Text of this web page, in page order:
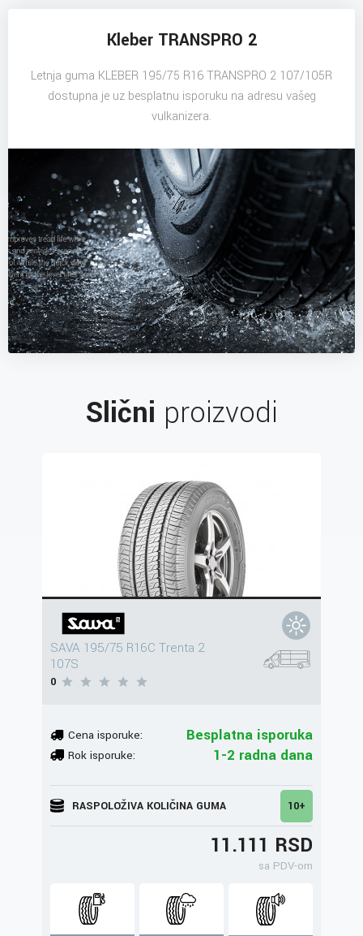
Kleber TRANSPRO 2
Letnja guma KLEBER 195/75 R16 TRANSPRO 2 107/105R
dostupna je uz besplatnu isporuku na adresu vašeg
vulkanizera.
Slični proizvodi
SAVA 195/75 R16C Trenta 2
107S
0
Cena isporuke: Besplatna isporuka
Rok isporuke: 1-2 radna dana
RASPOLOŽIVA KOLIČINA GUMA 10+
11.111 RSD
sa PDV-om